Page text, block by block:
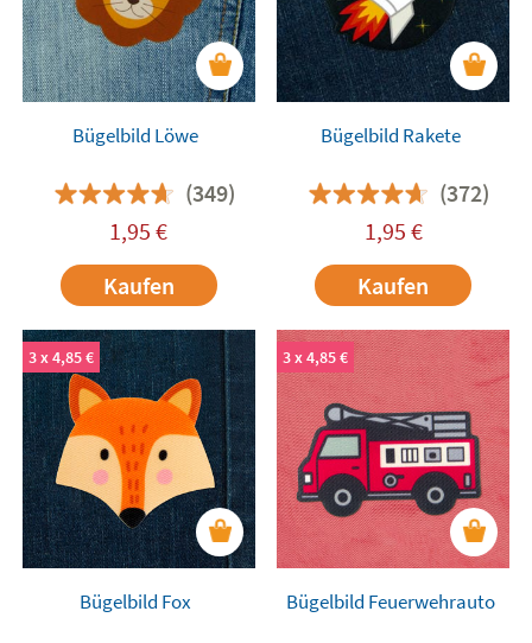
Bügelbild Löwe
(349)
1,95 €
Kaufen
Bügelbild Rakete
(372)
1,95 €
Kaufen
3 x 4,85 €
Bügelbild Fox
3 x 4,85 €
Bügelbild Feuerwehrauto